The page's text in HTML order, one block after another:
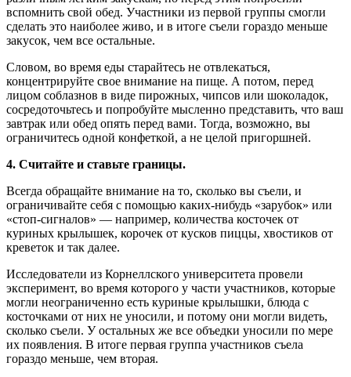
вспомнить свой обед. Участники из первой группы смогли
сделать это наиболее живо, и в итоге съели гораздо меньше
закусок, чем все остальные.
Словом, во время еды старайтесь не отвлекаться,
концентрируйте свое внимание на пище. А потом, перед
лицом соблазнов в виде пирожных, чипсов или шоколадок,
сосредоточьтесь и попробуйте мысленно представить, что ваш
завтрак или обед опять перед вами. Тогда, возможно, вы
ограничитесь одной конфеткой, а не целой пригоршней.
4. Считайте и ставьте границы.
Всегда обращайте внимание на то, сколько вы съели, и
ограничивайте себя с помощью каких-нибудь «зарубок» или
«стоп-сигналов» — например, количества косточек от
куриных крылышек, корочек от кусков пиццы, хвостиков от
креветок и так далее.
Исследователи из Корнеллского университета провели
эксперимент, во время которого у части участников, которые
могли неограниченно есть куриные крылышки, блюда с
косточками от них не уносили, и потому они могли видеть,
сколько съели. У остальных же все объедки уносили по мере
их появления. В итоге первая группа участников съела
гораздо меньше, чем вторая.